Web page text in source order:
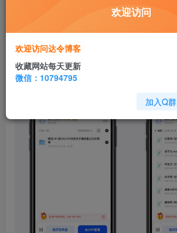
这里共收集了
欢迎访问
欢迎访问达令博客
收藏网站每天更新
微信：10794795
加入Q群